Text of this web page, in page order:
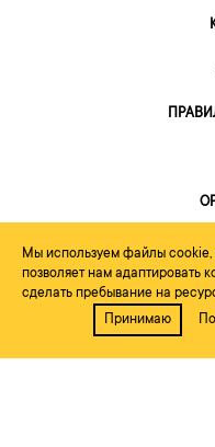
Мы используем файлы cookie,
позволяет нам адаптировать
сделать пребывание на
Принимаю